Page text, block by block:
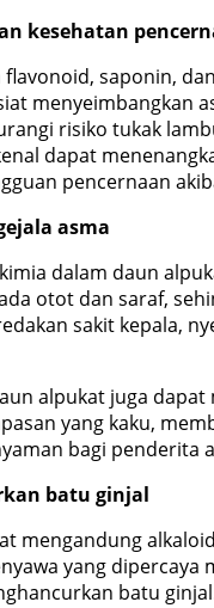
kesehatan
flavonoid, saponin,
menyeimbangkan
risiko tukak
dapat
pencernaan
asma
dalam daun
otot dan saraf,
sakit kepala,
alpukat juga
yang kaku,
bagi penderita
batu ginjal
mengandung
yang dipercaya
batu